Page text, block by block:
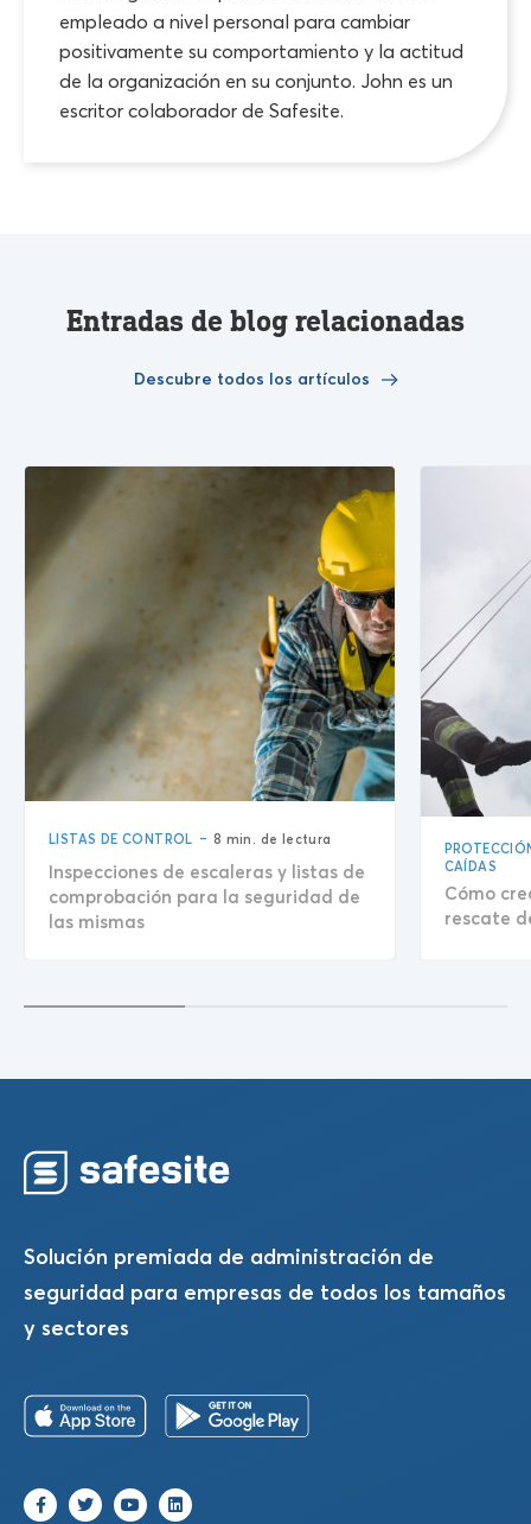
empleado a nivel personal para cambiar
positivamente su comportamiento y la actitud
de la organización en su conjunto. John es un
escritor colaborador de Safesite.
Entradas de blog relacionadas
Descubre todos los artículos
LISTAS DE CONTROL - 8 min. de lectura
Inspecciones de escaleras y listas de
comprobación para la seguridad de
las mismas
CAÍDAS
Cómo
rescate
Solución premiada de administración de
seguridad para empresas de todos los tamaños
y sectores